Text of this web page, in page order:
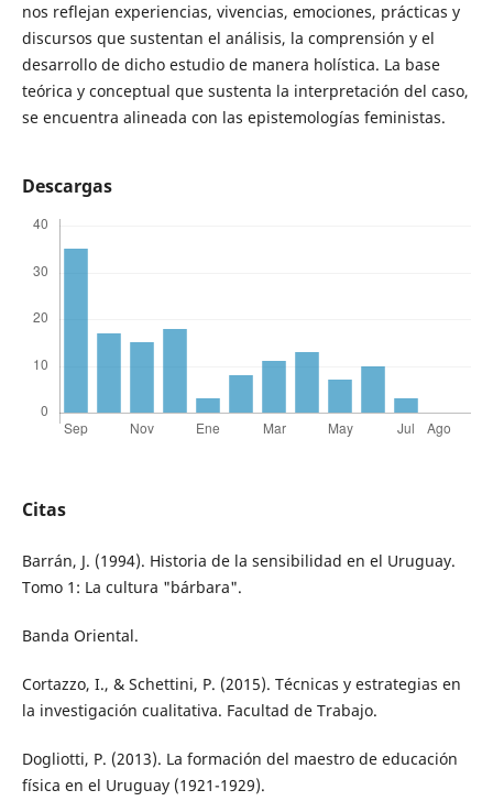
nos reflejan experiencias, vivencias, emociones, prácticas y
discursos que sustentan el análisis, la comprensión y el
desarrollo de dicho estudio de manera holística. La base
teórica y conceptual que sustenta la interpretación del caso,
se encuentra alineada con las epistemologías feministas.
Descargas
Citas
Barrán, J. (1994). Historia de la sensibilidad en el Uruguay.
Tomo 1: La cultura "bárbara".
Banda Oriental.
Cortazzo, I., & Schettini, P. (2015). Técnicas y estrategias en
la investigación cualitativa. Facultad de Trabajo.
Dogliotti, P. (2013). La formación del maestro de educación
física en el Uruguay (1921-1929).